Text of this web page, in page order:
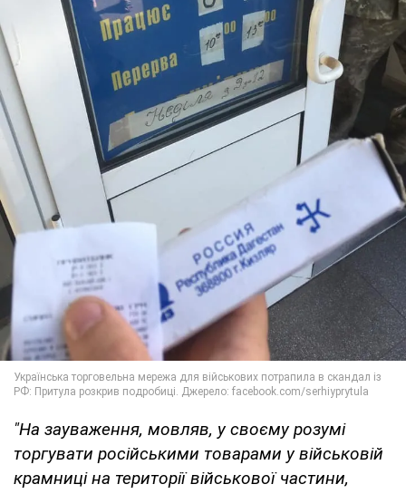
"На зауваження, мовляв, у своєму розумі
торгувати російськими товарами у військовій
крамниці на території військової частини,